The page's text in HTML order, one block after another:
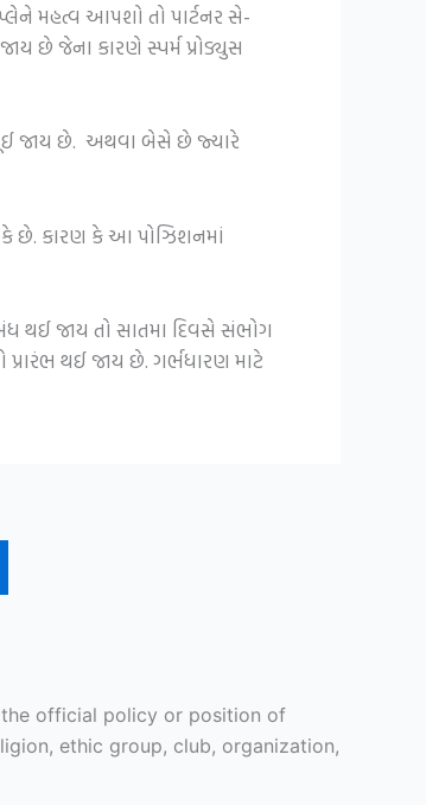
મહત્વ આપશો તો પાર્ટનર સે-
છે જેના કારણે સ્પર્મ પ્રોડ્યુસ
જાય છે. અથવા બેસે છે જ્યારે
છે. કારણ કે આ પોઝિશનમાં
થઈ જાય તો સાતમા દિવસે સંભોગ
પ્રારંભ થઈ જાય છે. ગર્ભધારણ માટે
official policy or position of
ethic group, club, organization,